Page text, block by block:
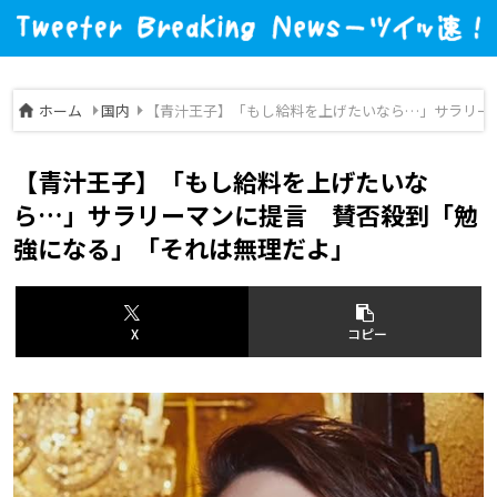
ホーム 国内 【青汁王子】「もし給料を上げたいなら…」サラリ
【青汁王子】「もし給料を上げたいな
ら…」サラリーマンに提言 賛否殺到「勉
強になる」「それは無理だよ」
X コピー